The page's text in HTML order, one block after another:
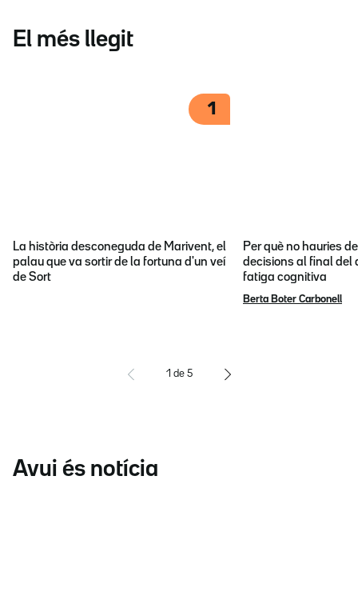
El més llegit
1
La història desconeguda de Marivent, el
palau que va sortir de la fortuna d'un veí
de Sort
Per què no hauries
decisions al final del
fatiga cognitiva
Berta Boter Carbonell
1 de 5
Avui és notícia